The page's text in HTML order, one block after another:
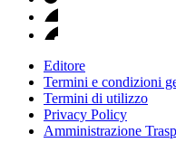
Editore
Termini e condizioni
Termini di utilizzo
Privacy Policy
Amministrazione